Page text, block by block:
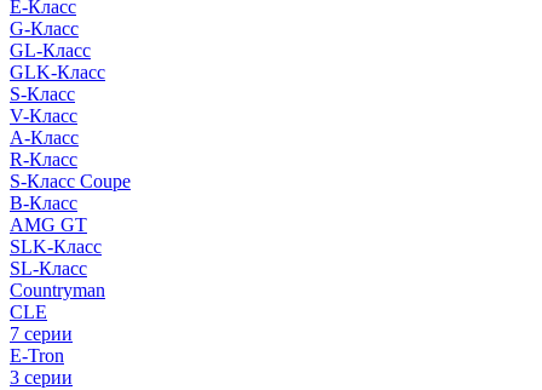
E-Класс
G-Класс
GL-Класс
GLK-Класс
S-Класс
V-Класс
A-Класс
R-Класс
S-Класс Сoupe
B-Класс
AMG GT
SLK-Класс
SL-Класс
Countryman
CLE
7 серии
E-Tron
3 серии